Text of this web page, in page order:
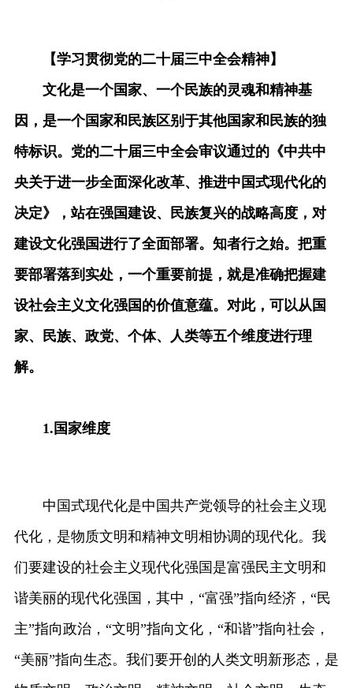
【学习贯彻党的二十届三中全会精神】
文化是一个国家、一个民族的灵魂和精神基
因，是一个国家和民族区别于其他国家和民族的独
特标识。党的二十届三中全会审议通过的《中共中
央关于进一步全面深化改革、推进中国式现代化的
决定》，站在强国建设、民族复兴的战略高度，对
建设文化强国进行了全面部署。知者行之始。把重
要部署落到实处，一个重要前提，就是准确把握建
设社会主义文化强国的价值意蕴。对此，可以从国
家、民族、政党、个体、人类等五个维度进行理
解。
1. 国家维度
中国式现代化是中国共产党领导的社会主义现
代化，是物质文明和精神文明相协调的现代化。我
们要建设的社会主义现代化强国是富强民主文明和
谐美丽的现代化强国，其中，“富强”指向经济，“民
主”指向政治，“文明”指向文化，“和谐”指向社会，
“美丽”指向生态。我们要开创的人类文明新形态，是